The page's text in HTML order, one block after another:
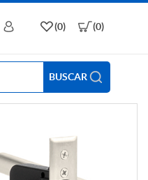
BUSCAR
(0) (0)